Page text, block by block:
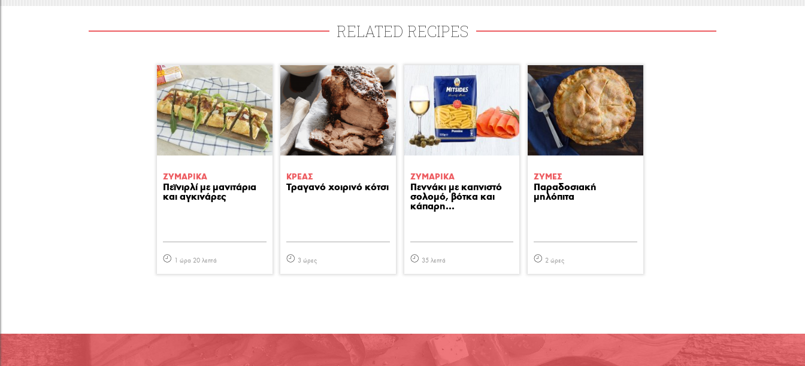
RELATED RECIPES
ΖΥΜΑΡΙΚA
Πεϊνιρλί με μανιτάρια
και αγκινάρες
1 ώρα 20 λεπτά
ΚΡΕΑΣ
Τραγανό χοιρινό κότσι
3 ώρες
ΖΥΜΑΡΙΚA
Πεννάκι με καπνιστό
σολομό, βότκα και
κάπαρη...
35 λεπτά
ΖΥΜΕΣ
Παραδοσιακή
μηλόπιτα
2 ώρες